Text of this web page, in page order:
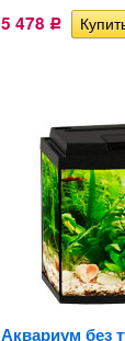
5 478 Р
Аквариум без